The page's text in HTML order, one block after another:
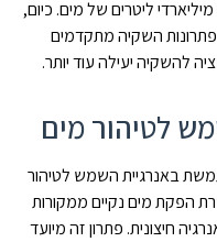
ליטרים של מים. כיום,
מדינות ומציעה פתרונות השקיה מתקדמים
להשקיה יעילה עוד יותר.
לטיהור מים
באנרגיית השמש לטיהור
הפקת מים נקיים ממקורות
חיצונית. פתרון זה מיועד